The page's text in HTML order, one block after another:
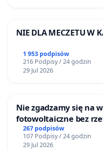
NIE DLA MECZETU W
1 953 podpisów
216 Podpisy / 24 godzin
29 Jul 2026
Nie zgadzamy się na
fotowoltaiczne bez
mieszkańców
267 podpisów
107 Podpisy / 24 godzin
29 Jul 2026